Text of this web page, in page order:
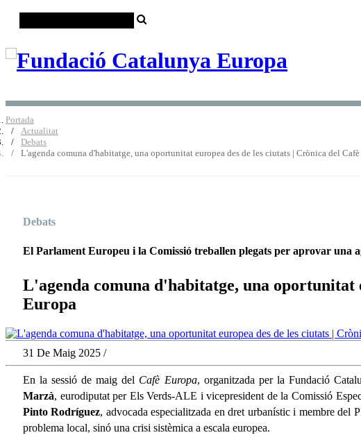
Portada
Actualitat
Debats
L'agenda comuna d'habitatge, una oportunitat europea des de les ciutats | Crònica del
Debats
El Parlament Europeu i la Comissió treballen plegats per aprovar una
L'agenda comuna d'habitatge, una oportunitat
Europa
31 De Maig 2025 /
En la sessió de maig del Cafè Europa, organitzada per la Fundació
Marzà, eurodiputat per Els Verds-ALE i vicepresident de la Comissió
Pinto Rodríguez, advocada especialitzada en dret urbanístic i membre del
problema local, sinó una crisi sistèmica a escala europea.